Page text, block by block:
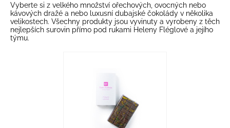
Vyberte si z velkého množství ořechových, ovocných nebo
kávových dražé a nebo luxusní dubajské čokolády v několika
velikostech. Všechny produkty jsou vyvinuty a vyrobeny z těch
nejlepších surovin přímo pod rukami Heleny Fléglové a jejího
týmu.